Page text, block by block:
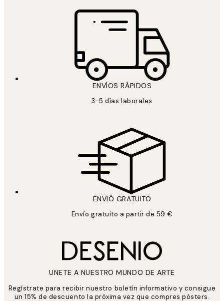
ENVÍOS RÁPIDOS
3-5 días laborales
ENVIÓ GRATUITO
Envío gratuito a partir de 59 €
UNETE A NUESTRO MUNDO DE ARTE
Regístrate para recibir nuestro boletín informativo y consigue
un 15% de descuento la próxima vez que compres pósters.